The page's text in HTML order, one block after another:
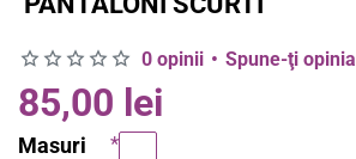
0 opinii • Spune-ţi opinia
85,00 lei
Masuri